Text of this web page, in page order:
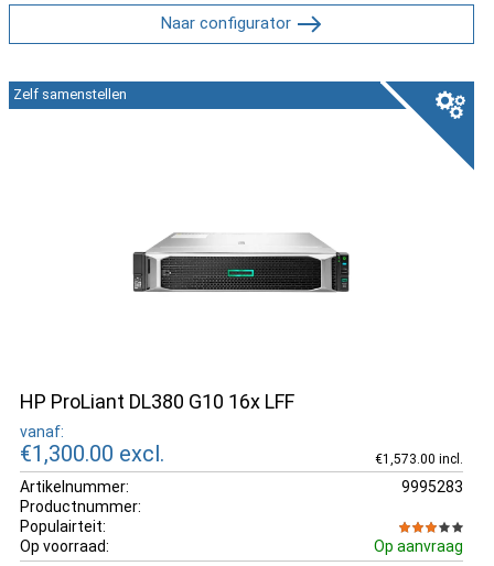
Naar configurator
HP ProLiant DL380 G10 16x LFF
vanaf:
€1,300.00 excl. €1,573.00 incl.
Artikelnummer:
9995283
Productnummer:
Populairteit:
Op voorraad:
Op aanvraag
Zelf samenstellen